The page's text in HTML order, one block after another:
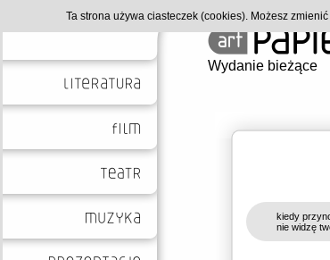
Wydanie bieżące
kiedy
nie widzę
Ta strona używa ciasteczek (cookies). Możesz